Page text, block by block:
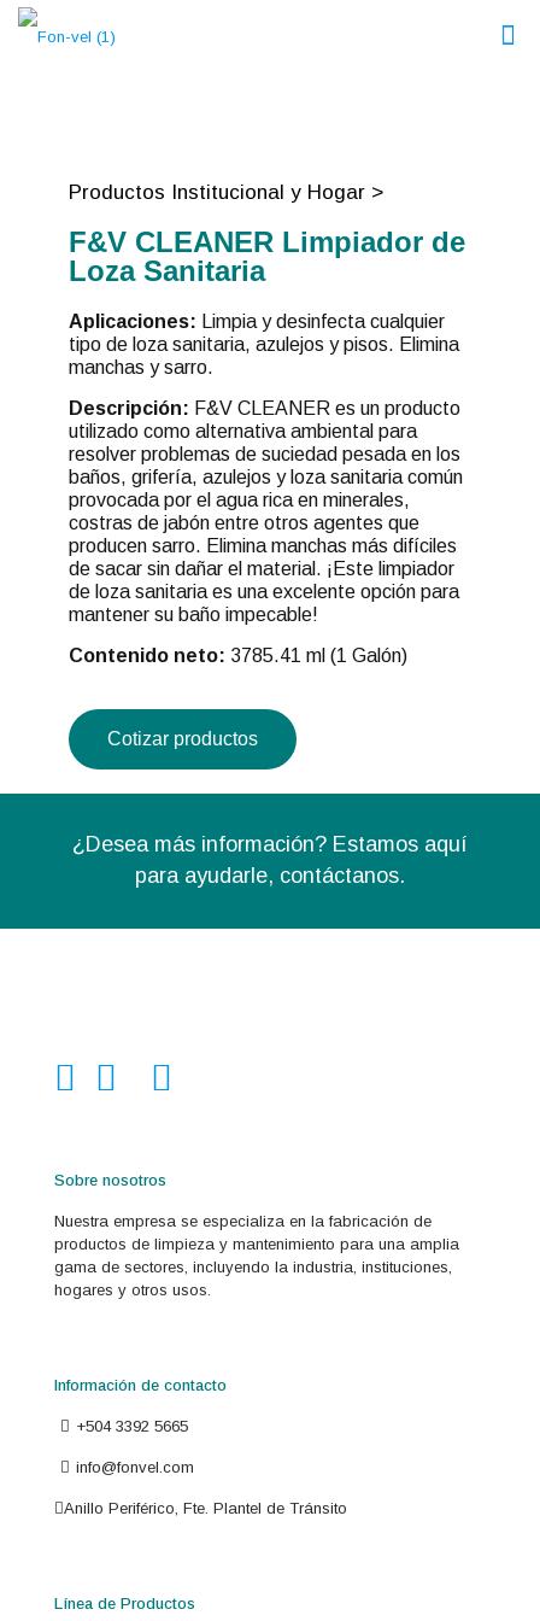
Productos Institucional y Hogar >
F&V CLEANER Limpiador de
Loza Sanitaria
Aplicaciones: Limpia y desinfecta cualquier
tipo de loza sanitaria, azulejos y pisos. Elimina
manchas y sarro.
Descripción: F&V CLEANER es un producto
utilizado como alternativa ambiental para
resolver problemas de suciedad pesada en los
baños, grifería, azulejos y loza sanitaria común
provocada por el agua rica en minerales,
costras de jabón entre otros agentes que
producen sarro. Elimina manchas más difíciles
de sacar sin dañar el material. ¡Este limpiador
de loza sanitaria es una excelente opción para
mantener su baño impecable!
Contenido neto: 3785.41 ml (1 Galón)
Cotizar productos
¿Desea más información? Estamos aquí
para ayudarle, contáctanos.
Sobre nosotros
Nuestra empresa se especializa en la fabricación de
productos de limpieza y mantenimiento para una amplia
gama de sectores, incluyendo la industria, instituciones,
hogares y otros usos.
Información de contacto
+504 3392 5665
info@fonvel.com
Anillo Periférico, Fte. Plantel de Tránsito
Línea de Productos